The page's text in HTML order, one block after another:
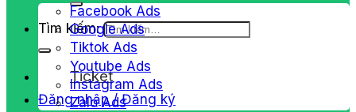
Tìm kiếm:
Ticket
Đăng nhập / Đăng ký
Facebook Ads
Google Ads
Tiktok Ads
Youtube Ads
Instagram Ads
Zalo Ads